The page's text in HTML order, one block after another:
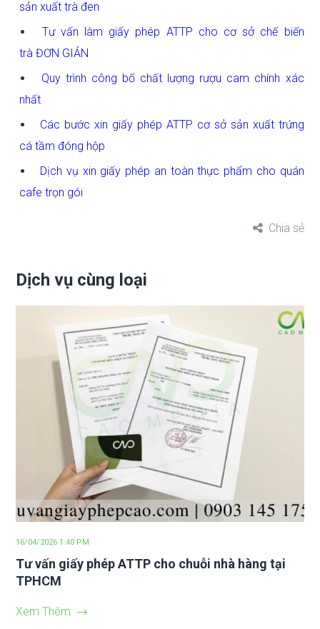
sản xuất trà đen
Tư vấn làm giấy phép ATTP cho cơ sở chế biến
trà ĐƠN GIẢN
Quy trình công bố chất lượng rượu cam chính xác
nhất
Các bước xin giấy phép ATTP cơ sở sản xuất trứng
cá tầm đóng hộp
Dịch vụ xin giấy phép an toàn thực phẩm cho quán
cafe trọn gói
Chia sẻ
Dịch vụ cùng loại
16/04/2026 1:40 PM
Tư vấn giấy phép ATTP cho chuỗi nhà hàng tại
TPHCM
Xem Thêm